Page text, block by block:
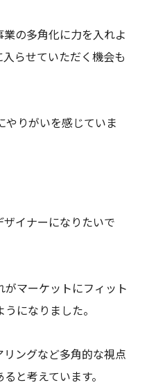
の多角化に力を入れよ
らせていただく機会も
りがいを感じていま
イナーになりたいで
マーケットにフィット
になりました。
ングなど多角的な視点
と考えています。